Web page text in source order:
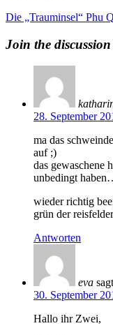
Die „Trauminsel“ Phu
Join the discussion
28. September
ma das
auf ;)
das gewaschene
unbedingt
wieder richtig
grün der
Antworten
eva
30. September
Hallo ihr Zwei,